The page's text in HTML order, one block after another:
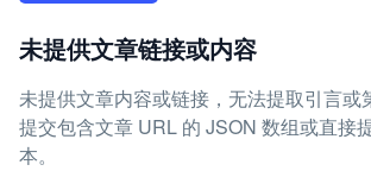
未提供文章链接或内容
未提供文章内容或链接，无法提取引言或
提交包含文章 URL 的 JSON 数组或直接
本。